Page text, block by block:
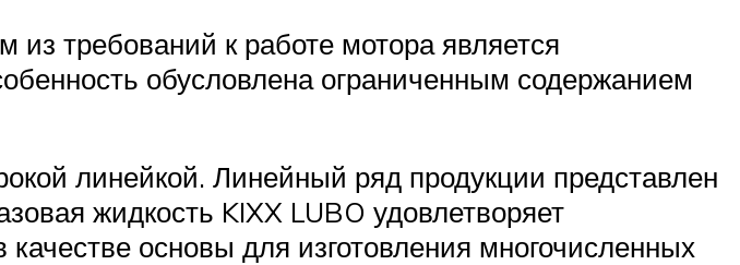
требований к работе мотора является
обусловлена ограниченным содержанием
линейкой. Линейный ряд продукции представлен
жидкость KIXX LUBO удовлетворяет
основы для изготовления многочисленных